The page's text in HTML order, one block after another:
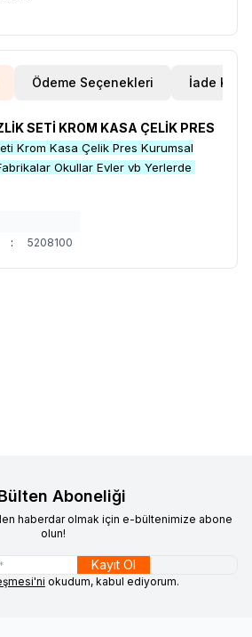
Ödeme Seçenekleri İade
SETİ KROM KASA ÇELİK PRES
Krom Kasa Çelik Pres Kurumsal
Okullar Evler vb Yerlerde
: 5208100
Aboneliği
haberdar olmak için e-bültenimize abone
olun!
Kayıt Ol
okudum, kabul ediyorum.